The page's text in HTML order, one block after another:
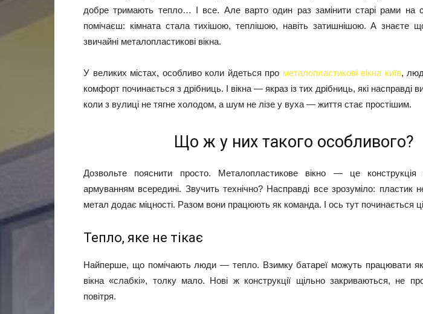
добре тримають тепло… І все. Але варто один раз замінити старі рами на
помічаєш: кімната стала тихішою, теплішою, навіть затишнішою. А знаєте
звичайні металопластикові вікна.
У великих містах, особливо коли йдеться про металопластикові вікна київ,
комфорт починається з дрібниць. І вікна — якраз із тих дрібниць, які насправді
коли з вулиці не тягне холодом, а шум не лізе у вуха — життя стає простішим.
Що ж у них такого особливого?
Дозвольте пояснити просто. Металопластикове вікно — це
армуванням всередині. Звучить технічно? Насправді все зрозуміло: пластик
метал додає міцності. Разом вони працюють як команда. І ось тут починається
Тепло, яке не тікає
Найперше, що помічають люди — тепло. Взимку батареї можуть працювати
вікна «слабкі», толку мало. Нові ж конструкції щільно закриваються, не
повітря.